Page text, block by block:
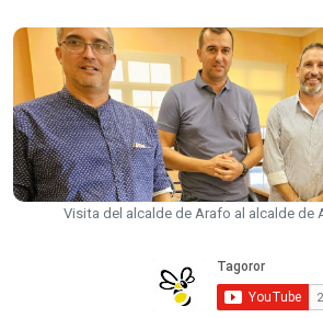
Visita del alcalde de Arafo al alcalde de